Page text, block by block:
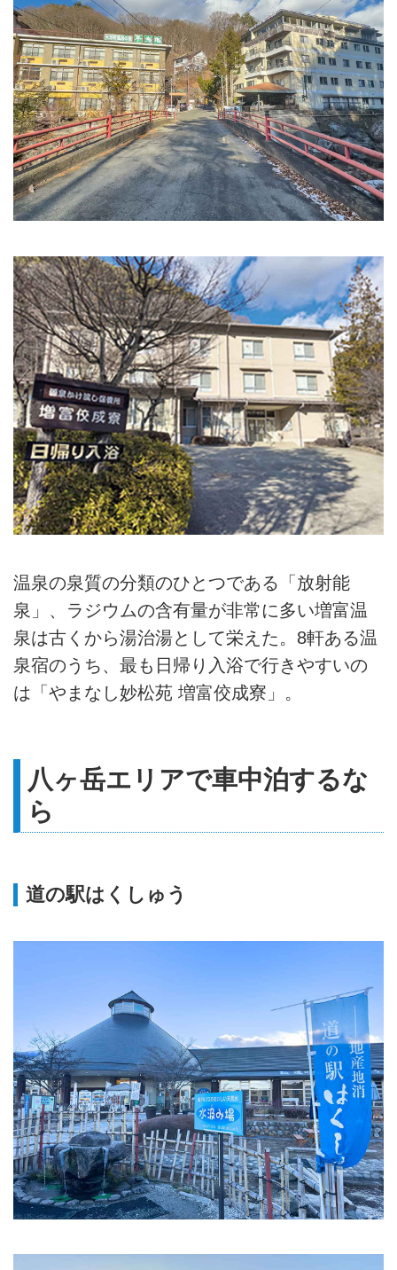
温泉の泉質の分類のひとつである「放射能
泉」、ラジウムの含有量が非常に多い増富温
泉は古くから湯治湯として栄えた。8軒ある温
泉宿のうち、最も日帰り入浴で行きやすいの
は「やまなし妙松苑 増富佼成寮」。
八ヶ岳エリアで車中泊するな
ら
道の駅はくしゅう